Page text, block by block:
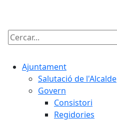
Cercar:
Ajuntament
Salutació de l'Alcalde
Govern
Consistori
Regidories